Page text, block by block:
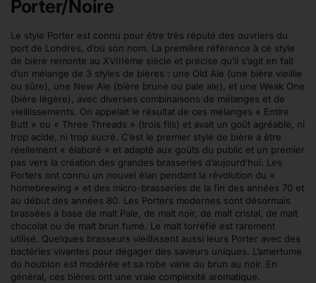
Porter/Noire
Le style Porter est connu pour être très réputé des ouvriers du
port de Londres, d’où son nom. La première référence à ce style
de bière remonte au XVIIIème siècle et précise qu’il s’agit en fait
d’un mélange de 3 styles de bières : une Old Ale (une bière vieillie
ou sûre), une New Ale (bière brune ou pale ale), et une Weak One
(bière légère), avec diverses combinaisons de mélanges et de
vieillissements. On appelait le résultat de ces mélanges « Entire
Butt » ou « Three Threads » (trois fils) et avait un goût agréable, ni
trop acide, ni trop sucré. C’est le premier style de bière à être
réellement « élaboré » et adapté aux goûts du public et un premier
pas vers la création des grandes brasseries d’aujourd’hui. Les
Porters ont connu un nouvel élan pendant la révolution du «
homebrewing » et des micro-brasseries de la fin des années 70 et
au début des années 80. Les Porters modernes sont désormais
brassées à base de malt Pale, de malt noir, de malt cristal, de malt
chocolat ou de malt brun fumé. Le malt torréfié est rarement
utilisé. Quelques brasseurs vieillissent aussi leurs Porter avec des
bactéries vivantes pour dégager des saveurs uniques. L’amertume
du houblon est modérée et sa robe varie du brun au noir. En
général, ces bières ont une vraie complexité aromatique.